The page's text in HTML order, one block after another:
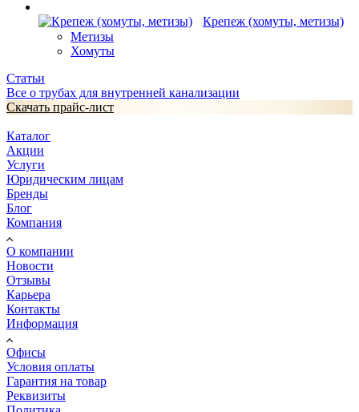
Крепеж (хомуты, метизы)
Метизы
Хомуты
Статьи
Все о трубах для внутренней канализации
Скачать прайс-лист
Каталог
Акции
Услуги
Юридическим лицам
Бренды
Блог
Компания
О компании
Новости
Отзывы
Карьера
Контакты
Информация
Офисы
Условия оплаты
Гарантия на товар
Реквизиты